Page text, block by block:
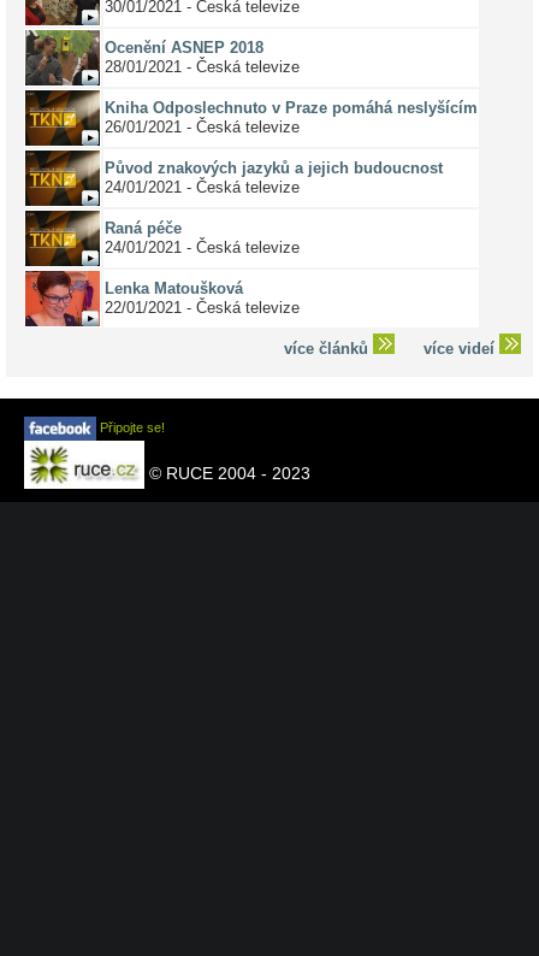
30/01/2021 - Česká televize
Ocenění ASNEP 2018
28/01/2021 - Česká televize
Kniha Odposlechnuto v Praze pomáhá neslyšícím
26/01/2021 - Česká televize
Původ znakových jazyků a jejich budoucnost
24/01/2021 - Česká televize
Raná péče
24/01/2021 - Česká televize
Lenka Matoušková
22/01/2021 - Česká televize
více článků více videí
Připojte se!
© RUCE 2004 - 2023